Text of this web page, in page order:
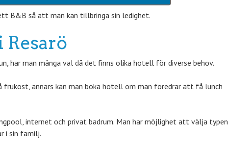
B&B så att man kan tillbringa sin ledighet.
Resarö
har man många val då det finns olika hotell för diverse behov.
annars kan man boka hotell om man föredrar att få lunch
internet och privat badrum. Man har möjlighet att välja typen
i sin familj.